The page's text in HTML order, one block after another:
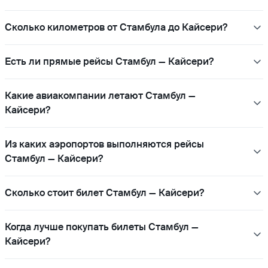
Сколько километров от Стамбула до Кайсери?
Есть ли прямые рейсы Стамбул — Кайсери?
Какие авиакомпании летают Стамбул —
Кайсери?
Из каких аэропортов выполняются рейсы
Стамбул — Кайсери?
Сколько стоит билет Стамбул — Кайсери?
Когда лучше покупать билеты Стамбул —
Кайсери?